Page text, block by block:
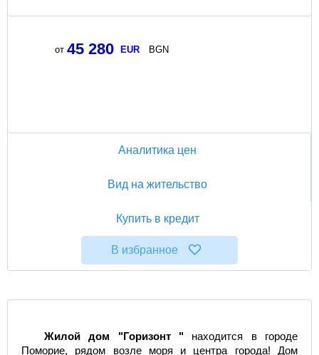
от 45 280 EUR BGN
Аналитика цен
Вид на жительство
Купить в кредит
В избранное
Жилой дом "Горизонт "
находится в городе
Поморие, рядом возле моря и центра города! Дом